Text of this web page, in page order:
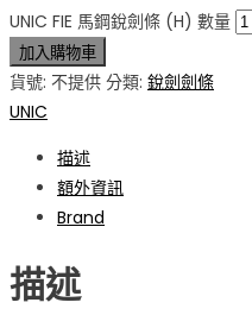
UNIC FIE 馬鋼銳劍條 (H) 數量
加入購物車
貨號: 不提供 分類: 銳劍劍條
UNIC
描述
額外資訊
Brand
描述